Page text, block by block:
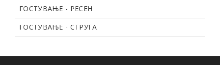
ГОСТУВАЊЕ - РЕСЕН
ГОСТУВАЊЕ - СТРУГА